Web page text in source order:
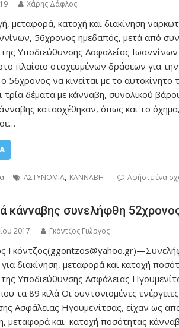
Χάρης Δάφλος
μεταφορά, κατοχή και διακίνηση
56χρονος ημεδαπός, μετά από
Υποδιεύθυνσης Ασφαλείας
πλαίσιο στοχευμένων δράσεων για
56χρονος να κινείται με το
τρία δέματα με κάνναβη, συνολικού
κατασχέθηκαν, όπως και το
ΑΣΤΥΝΟΜΙΑ, ΚΑΝΝΑΒΗ Αφήστε ένα
κάνναβης συνελήφθη
2017 Γκόντζος Γιώργος
διακίνηση, μεταφορά και κατοχή
Υποδιεύθυνσης Ασφάλειας
τα 89 κιλά Οι συντονισμένες
Ασφάλειας Ηγουμενίτσας, είχαν ως
μεταφορά και κατοχή ποσότητας